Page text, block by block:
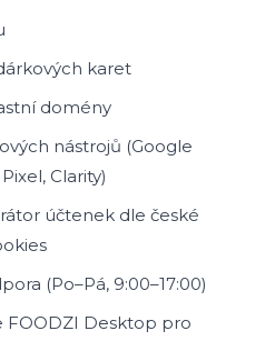
karet
domény
nástrojů (Google
Clarity)
účtenek dle české
(Po–Pá, 9:00–17:00)
FOODZI Desktop pro